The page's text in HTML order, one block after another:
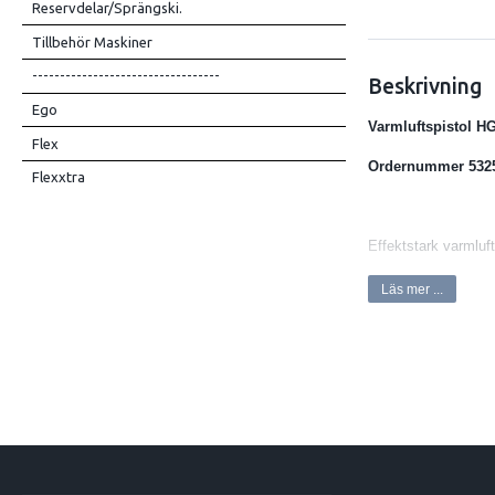
Reservdelar/Sprängski.
Tillbehör Maskiner
----------------------------------
Ego
Flex
Flexxtra
Beskrivning
Varmluftspistol
Ordernummer
Effektstark
Sekundsnabb
lödning av
Läs mer ...